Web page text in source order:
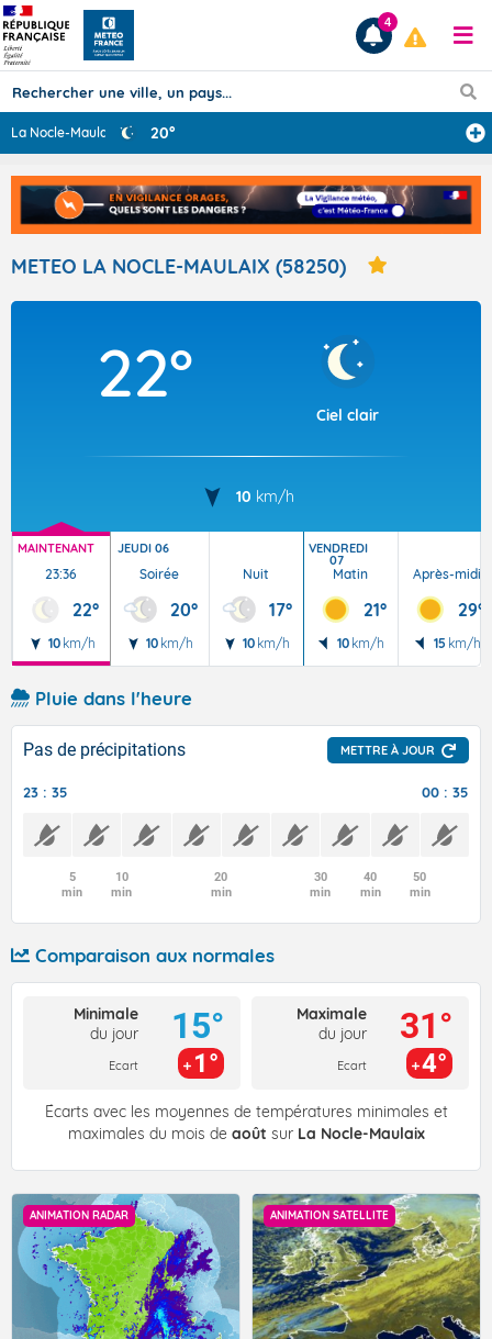
Prévisions
TOUS LES RÉSULTATS
Articles
4
La Nocle-Maulai ... 20°
METEO LA NOCLE-MAULAIX (58250)
22°
Ciel clair
10 km/h
MAINTENANT
23:36
22°
10 km/h
JEUDI 06
Soirée
20°
10 km/h
Nuit
17°
10 km/h
VENDREDI
07
Matin
21°
10 km/h
Après-midi
29°
15 km/h
Pluie dans l'heure
Pas de précipitations METTRE À JOUR
23 : 35 00 : 35
5
min
10
min
20
min
30
min
40
min
50
min
Comparaison aux normales
Minimale
du jour
Ecart
15°
1°
Maximale
du jour
Ecart
31°
4°
Écarts avec les moyennes de températures minimales et
maximales du mois de août sur La Nocle-Maulaix
ANIMATION RADAR ANIMATION SATELLITE